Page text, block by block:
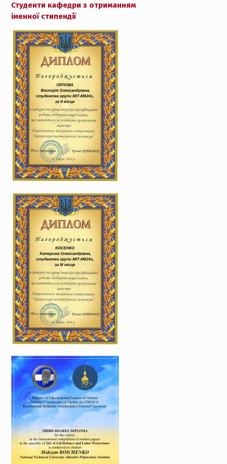
Студенти кафедри з отриманням
іменної стипендії